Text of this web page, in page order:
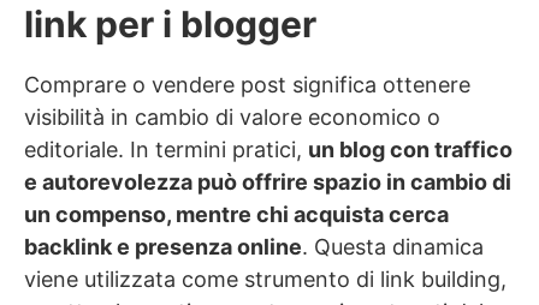
link per i blogger
Comprare o vendere post significa ottenere
visibilità in cambio di valore economico o
editoriale. In termini pratici, un blog con traffico
e autorevolezza può offrire spazio in cambio di
un compenso, mentre chi acquista cerca
backlink e presenza online. Questa dinamica
viene utilizzata come strumento di link building,